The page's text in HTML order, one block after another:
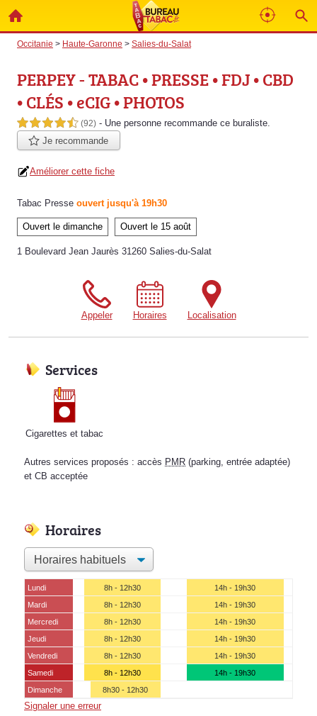
Occitanie > Haute-Garonne > Salies-du-Salat
PERPEY - TABAC • PRESSE • FDJ • CBD
• CLÉS • eCIG • PHOTOS
4,5 étoiles sur 5 (92) - Une personne recommande ce buraliste.
Je recommande
Améliorer cette fiche
Tabac Presse ouvert jusqu'à 19h30
Ouvert le dimanche Ouvert le 15 août
1 Boulevard Jean Jaurès 31260 Salies-du-Salat
Appeler Horaires Localisation
Services
Cigarettes et tabac
Autres services proposés : accès PMR (parking, entrée adaptée)
et CB acceptée
Horaires
Lundi 8h - 12h30
14h - 19h30
Mardi
8h - 12h30
14h - 19h30
Mercredi
8h - 12h30
14h - 19h30
Jeudi
8h - 12h30
14h - 19h30
Vendredi
8h - 12h30
14h - 19h30
Samedi
8h - 12h30
14h - 19h30
Dimanche
8h30 - 12h30
Signaler une erreur